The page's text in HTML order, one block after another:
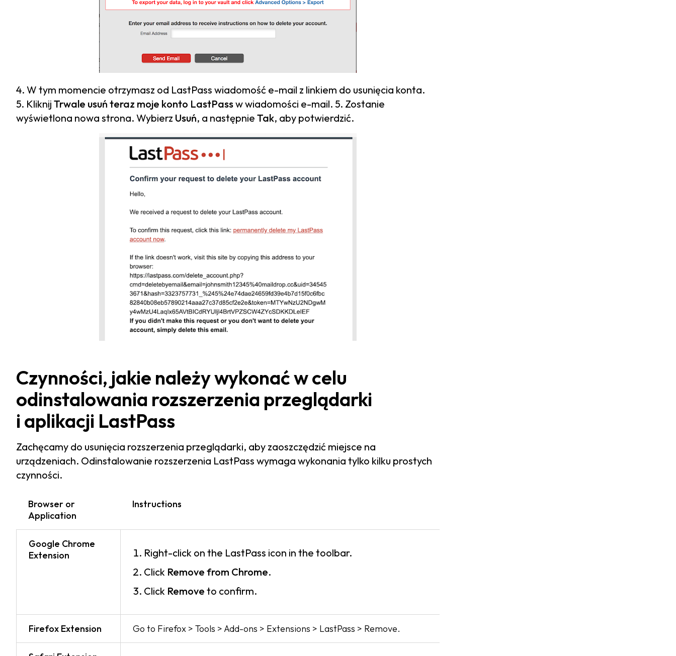
4. W tym momencie otrzymasz od LastPass wiadomość e-mail z linkiem do usunięcia konta.
5. Kliknij Trwale usuń teraz moje konto LastPassw wiadomości e-mail. 5. Zostanie
wyświetlona nowa strona. Wybierz Usuń, a następnie Tak, aby potwierdzić.
Czynności, jakie należy wykonać w celu
odinstalowania rozszerzenia przeglądarki
i aplikacji LastPass
Zachęcamy do usunięcia rozszerzenia przeglądarki, aby zaoszczędzić miejsce na
urządzeniach. Odinstalowanie rozszerzenia LastPass wymaga wykonania tylko kilku prostych
czynności.
Browser or
Application
Instructions
Google Chrome
Extension
Right-click on the LastPass icon in the toolbar.
Click Remove from Chrome.
Click Remove to confirm.
Firefox Extension Go to Firefox > Tools > Add-ons > Extensions > LastPass > Remove.